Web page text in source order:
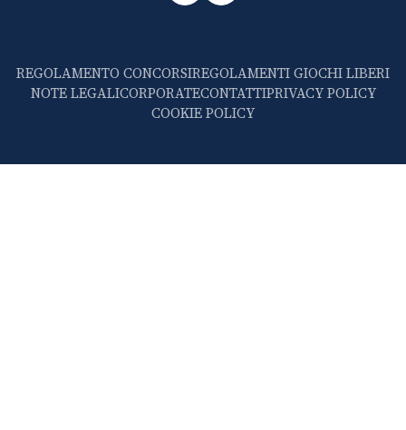
REGOLAMENTO CONCORSIREGOLAMENTI GIOCHI LIBERI
NOTE LEGALICORPORATECONTATTIPRIVACY POLICY
COOKIE POLICY